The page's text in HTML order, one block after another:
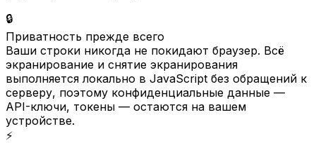
🔒
Приватность прежде всего
Ваши строки никогда не покидают браузер. Всё
экранирование и снятие экранирования
выполняется локально в JavaScript без обращений к
серверу, поэтому конфиденциальные данные —
API-ключи, токены — остаются на вашем
устройстве.
⚡